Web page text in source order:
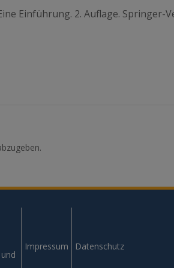
Einführung. 2. Auflage. Springer-
Impressum Datenschutz